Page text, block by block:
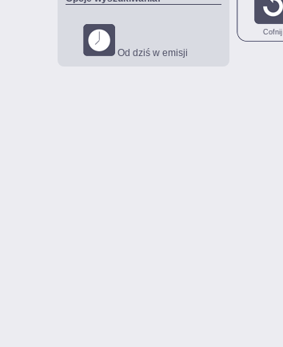
Od dziś w emisji
Cofnij